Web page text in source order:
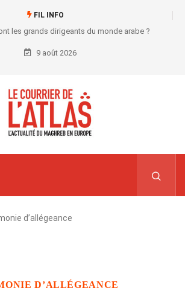
FIL INFO
les grands dirigeants du monde arabe ?
9 août 2026
d’allégeance
D’ALLÉGEANCE